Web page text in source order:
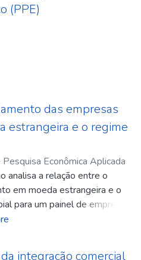
(PPE)
das empresas
estrangeira e o regime
Econômica Aplicada
04)Rossi Júnior, José Luiz
analisa a relação entre o
em moeda estrangeira e o
para um painel de empresas
período 1996-2004.
modelo desenvolvido por
Tirole (1997) e estendido por
integração comercial